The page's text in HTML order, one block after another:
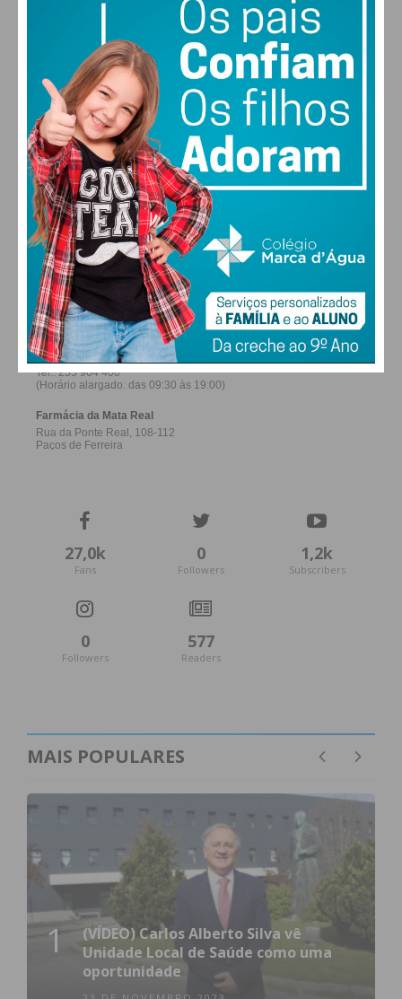
SÁB DOM
28°
SEG
30
TER
ALTERAR
FARMACIAS DE SERVIÇO EM PAÇOS DE
FERREIRA
27,0k
Fans
0
Followers
1,2k
Subscribers
0
Followers
577
Readers
MAIS POPULARES
1
(VÍDEO) Carlos Alberto Silva vê
Unidade Local de Saúde como uma
oportunidade